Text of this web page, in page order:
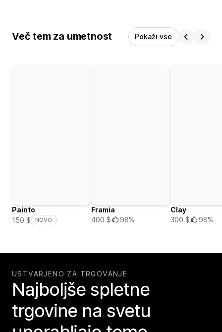
Več tem za umetnost Pokaži vse
Painto
150 $
NOVO
Framia
400 $
98%
Clay
300 $
98%
USTVARJENO ZA TRGOVANJE
Najboljše spletne
trgovine na svetu